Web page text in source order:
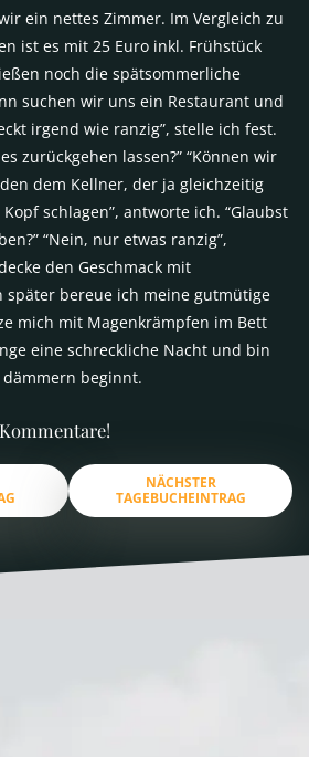
ein nettes Zimmer. Im Vergleich zu
ist es mit 25 Euro inkl. Frühstück
noch die spätsommerliche
suchen wir uns ein Restaurant und
irgend wie ranzig”, stelle ich fest.
zurückgehen lassen?” “Können wir
dem Kellner, der ja gleichzeitig
schlagen”, antworte ich. “Glaubst
“Nein, nur etwas ranzig”,
den Geschmack mit
später bereue ich meine gutmütige
mich mit Magenkrämpfen im Bett
eine schreckliche Nacht und bin
beginnt.
NÄCHSTER
TAGEBUCHEINTRAG